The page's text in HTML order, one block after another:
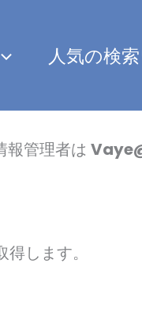
人気の検
報管理者は
します。